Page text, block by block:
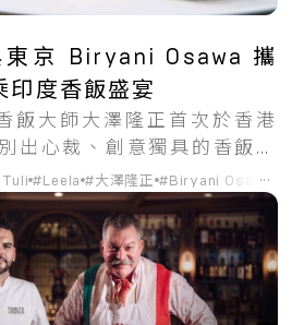
京 Biryani Osawa 攜
印度香飯盛宴
飯大師大澤隆正首次於香港
出心裁、創意獨具的香飯料
Tuli #Leela #大澤隆正 #Biryani Osawa
...